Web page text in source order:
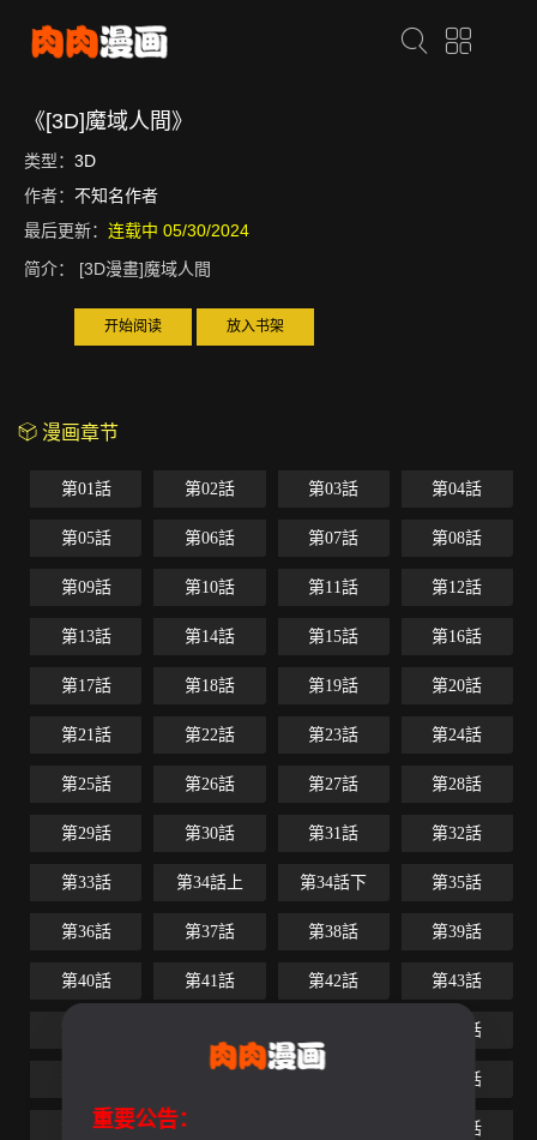
《[3D]魔域人間》
类型： 3D
作者： 不知名作者
最后更新： 连载中 05/30/2024
简介：
[3D漫畫]魔域人間
开始阅读 放入书架
漫画章节
第01話 第02話 第03話 第04話
第05話 第06話 第07話 第08話
第09話 第10話 第11話 第12話
第13話 第14話 第15話 第16話
第17話 第18話 第19話 第20話
第21話 第22話 第23話 第24話
第25話 第26話 第27話 第28話
第29話 第30話 第31話 第32話
第33話 第34話上 第34話下 第35話
第36話 第37話 第38話 第39話
第40話 第41話 第42話 第43話
第47話
第51話
第52話 第53話 第55話
重要公告：